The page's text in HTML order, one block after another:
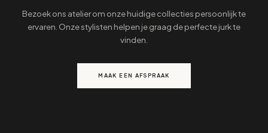
Bezoek ons atelier om onze huidige collecties persoonlijk te
ervaren. Onze stylisten helpen je graag de perfecte jurk te
vinden.
MAAK EEN AFSPRAAK